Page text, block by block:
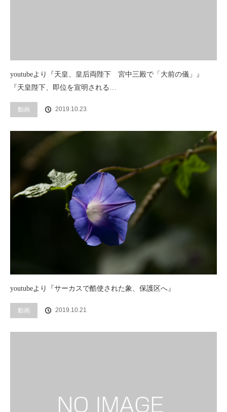
youtubeより『天皇、皇后両陛下 宮中三殿で「大前の儀」』
『天皇陛下、即位を宣明される…
動画 2019.10.23
youtubeより『サーカスで酷使された象、保護区へ』
動画 2019.10.21